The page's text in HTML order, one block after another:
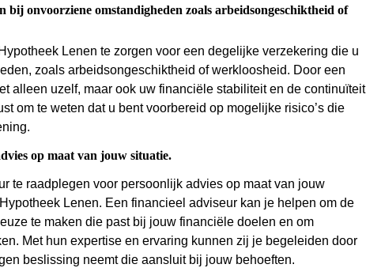
onvoorziene omstandigheden zoals arbeidsongeschiktheid of
Lenen te zorgen voor een degelijke verzekering die u
zoals arbeidsongeschiktheid of werkloosheid. Door een
alleen uzelf, maar ook uw financiële stabiliteit en de continuïteit
om te weten dat u bent voorbereid op mogelijke risico’s die
op maat van jouw situatie.
te raadplegen voor persoonlijk advies op maat van jouw
Lenen. Een financieel adviseur kan je helpen om de
te maken die past bij jouw financiële doelen en om
Met hun expertise en ervaring kunnen zij je begeleiden door
beslissing neemt die aansluit bij jouw behoeften.